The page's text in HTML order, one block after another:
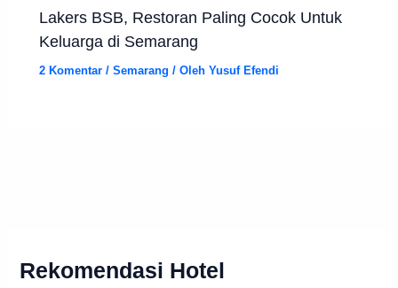
Lakers BSB, Restoran Paling Cocok Untuk
Keluarga di Semarang
2 Komentar /Semarang / OlehYusuf Efendi
Rekomendasi Hotel